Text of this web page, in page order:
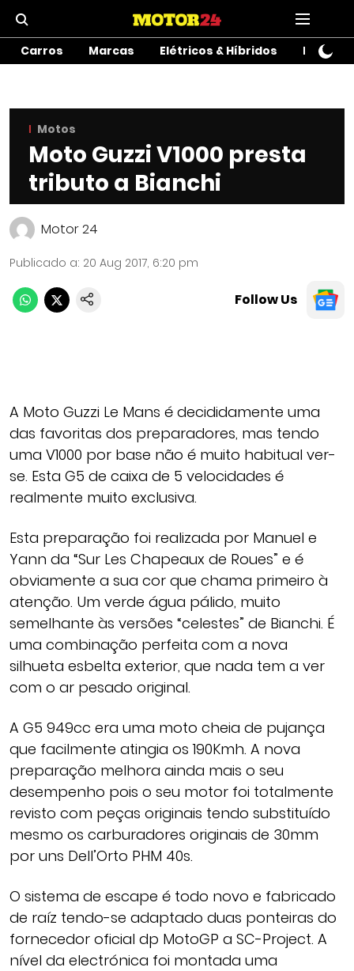
Carros Marcas Elétricos & Híbridos Motos
Motos
Moto Guzzi V1000 presta
tributo a Bianchi
Motor 24
Publicado a: 20 Aug 2017, 6:20 pm
Follow Us
A Moto Guzzi Le Mans é decididamente uma
das favoritas dos preparadores, mas tendo
uma V1000 por base não é muito habitual ver-
se. Esta G5 de caixa de 5 velocidades é
realmente muito exclusiva.
Esta preparação foi realizada por Manuel e
Yann da “Sur Les Chapeaux de Roues” e é
obviamente a sua cor que chama primeiro à
atenção. Um verde água pálido, muito
semelhante às versões “celestes” de Bianchi. É
uma combinação perfeita com a nova
silhueta esbelta exterior, que nada tem a ver
com o ar pesado original.
A G5 949cc era uma moto cheia de pujança
que facilmente atingia os 190Kmh. A nova
preparação melhora ainda mais o seu
desempenho pois o seu motor foi totalmente
revisto com peças originais tendo substituído
mesmo os carburadores originais de 30mm
por uns Dell’Orto PHM 40s.
O sistema de escape é todo novo e fabricado
de raíz tendo-se adaptado duas ponteiras do
fornecedor oficial dp MotoGP a SC-Project. A
nível da electrónica foi montada uma